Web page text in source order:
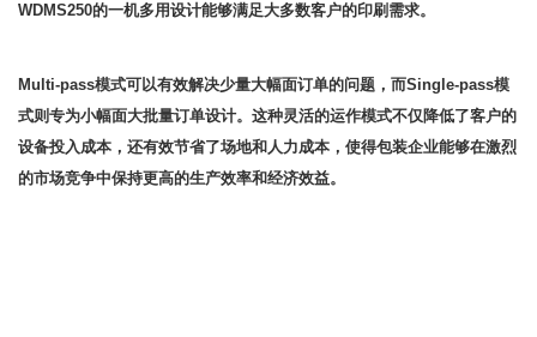
WDMS250的一机多用设计能够满足大多数客户的印刷需求。
Multi-pass模式可以有效解决少量大幅面订单的问题，而Single-pass模
式则专为小幅面大批量订单设计。这种灵活的运作模式不仅降低了客户的
设备投入成本，还有效节省了场地和人力成本，使得包装企业能够在激烈
的市场竞争中保持更高的生产效率和经济效益。